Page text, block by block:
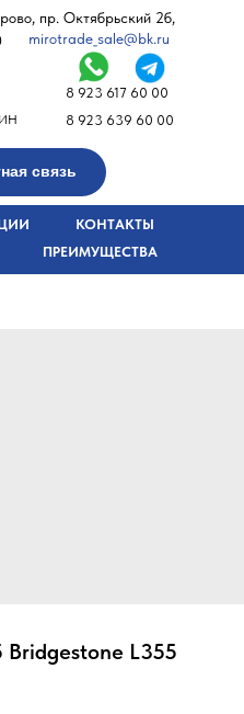
пр. Октябрьский 2б,
8 923 617 60 00
8 923 639 60 00
mirotrade_sale@bk.ru
связь
КОНТАКТЫ
ПРЕИМУЩЕСТВА
L355